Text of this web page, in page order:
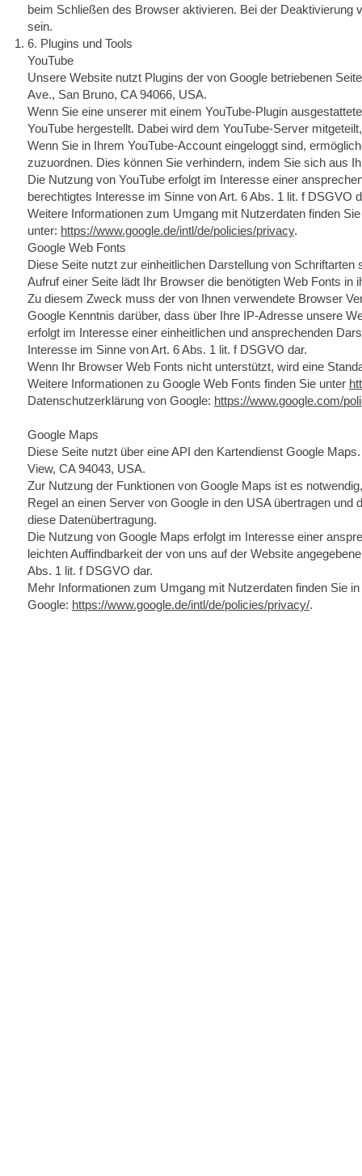
beim Schließen des Browser aktivieren. Bei der
sein.
6. Plugins und Tools
YouTube
Unsere Website nutzt Plugins der von Google betriebenen
Ave., San Bruno, CA 94066, USA.
Wenn Sie eine unserer mit einem YouTube-Plugin
YouTube hergestellt. Dabei wird dem YouTube-Server
Wenn Sie in Ihrem YouTube-Account eingeloggt sind,
zuzuordnen. Dies können Sie verhindern, indem Sie sich aus
Die Nutzung von YouTube erfolgt im Interesse einer
berechtigtes Interesse im Sinne von Art. 6 Abs. 1 lit. f DSGVO
Weitere Informationen zum Umgang mit Nutzerdaten finden
unter: https://www.google.de/intl/de/policies/privacy.
Google Web Fonts
Diese Seite nutzt zur einheitlichen Darstellung von
Aufruf einer Seite lädt Ihr Browser die benötigten Web Fonts
Zu diesem Zweck muss der von Ihnen verwendete Browser
Google Kenntnis darüber, dass über Ihre IP-Adresse unsere
erfolgt im Interesse einer einheitlichen und ansprechenden
Interesse im Sinne von Art. 6 Abs. 1 lit. f DSGVO dar.
Wenn Ihr Browser Web Fonts nicht unterstützt, wird eine
Weitere Informationen zu Google Web Fonts finden Sie unter
Datenschutzerklärung von Google: https://www.google.com/
Google Maps
Diese Seite nutzt über eine API den Kartendienst Google
View, CA 94043, USA.
Zur Nutzung der Funktionen von Google Maps ist es
Regel an einen Server von Google in den USA übertragen
diese Datenübertragung.
Die Nutzung von Google Maps erfolgt im Interesse einer
leichten Auffindbarkeit der von uns auf der Website
Abs. 1 lit. f DSGVO dar.
Mehr Informationen zum Umgang mit Nutzerdaten finden Sie
Google: https://www.google.de/intl/de/policies/privacy/.